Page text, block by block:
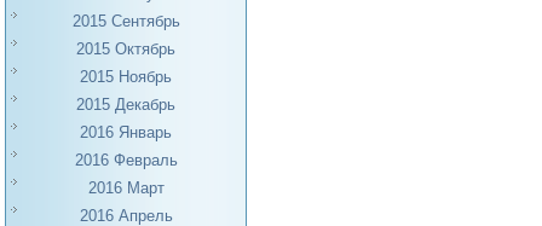
2015 Сентябрь
2015 Октябрь
2015 Ноябрь
2015 Декабрь
2016 Январь
2016 Февраль
2016 Март
2016 Апрель